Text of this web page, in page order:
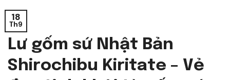
18
Th9
Lư gốm sứ Nhật Bản
Shirochibu Kiritate – Vẻ